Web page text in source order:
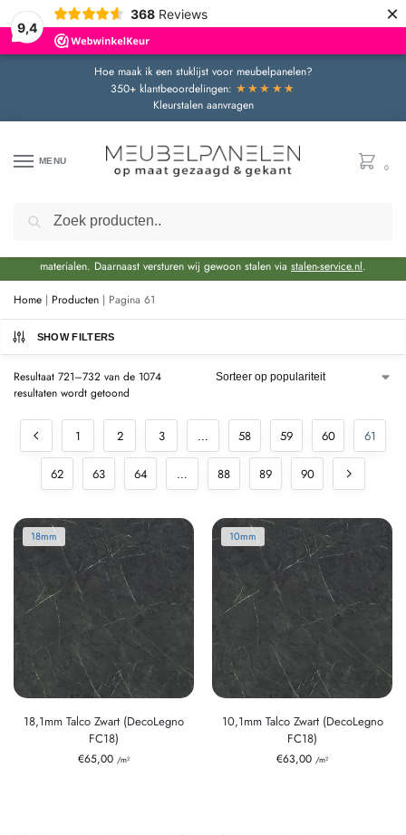
9,4
368 Reviews ×
Hoe maak ik een stuklijst voor meubelpanelen?
350+ klantbeoordelingen: ★★★★★
Kleurstalen aanvragen
MENU
0
Door de bouwvakperiode geldt momenteel een extra levertijd van circa 3 weken
materialen. Daarnaast versturen wij gewoon stalen via stalen-service.nl.
Home | Producten | Pagina 61
SHOW FILTERS
Resultaat 721–732 van de 1074
resultaten wordt getoond
1 2 3 … 58 59 60 61
62 63 64 … 88 89 90
18mm
18,1mm Talco Zwart (DecoLegno
FC18)
€65,00 /m²
10mm
10,1mm Talco Zwart (DecoLegno
FC18)
€63,00 /m²